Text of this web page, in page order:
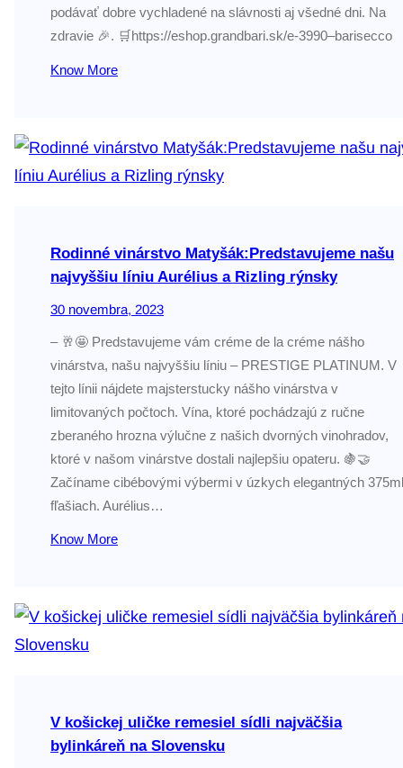
podávať dobre vychladené na slávnosti aj všedné dni. Na
zdravie 🎉. 🛒https://eshop.grandbari.sk/e-3990–barisecco
Know More
Rodinné vinárstvo Matyšák:Predstavujeme našu
najvyššiu líniu Aurélius a Rizling rýnsky
30 novembra, 2023
– 🥂🤩 Predstavujeme vám créme de la créme nášho
vinárstva, našu najvyššiu líniu – PRESTIGE PLATINUM. V
tejto línii nájdete majsterstucky nášho vinárstva v
limitovaných počtoch. Vína, ktoré pochádzajú z ručne
zberaného hrozna výlučne z našich dvorných vinohradov,
ktoré v našom vinárstve dostali najlepšiu opateru. 🍇🤝
Začíname cibébovými výbermi v úzkych elegantných 375ml
fľašiach. Aurélius…
Know More
V košickej uličke remesiel sídli najväčšia
bylinkáreň na Slovensku